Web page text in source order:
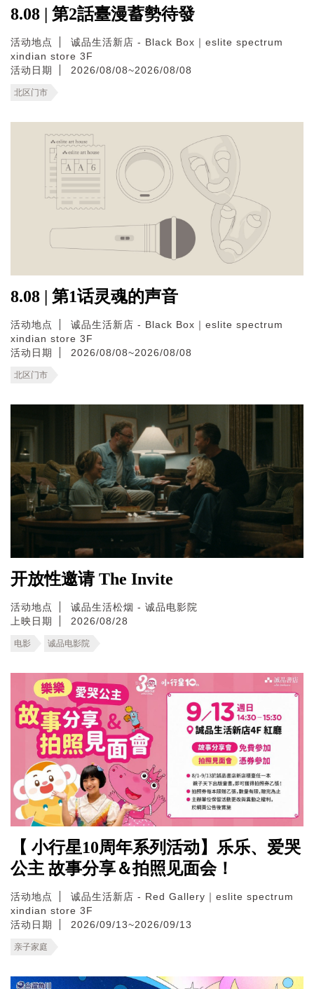
8.08 | 第2話臺漫蓄勢待發
活动地点
诚品生活新店 - Black Box｜eslite spectrum
xindian store 3F
活动日期
2026/08/08~2026/08/08
北区门市
8.08 | 第1话灵魂的声音
活动地点
诚品生活新店 - Black Box｜eslite spectrum
xindian store 3F
活动日期
2026/08/08~2026/08/08
北区门市
开放性邀请 The Invite
活动地点
诚品生活松烟 - 诚品电影院
上映日期
2026/08/28
电影 诚品电影院
【 小行星10周年系列活动】乐乐、爱哭
公主 故事分享＆拍照见面会！
活动地点
诚品生活新店 - Red Gallery｜eslite spectrum
xindian store 3F
活动日期
2026/09/13~2026/09/13
亲子家庭